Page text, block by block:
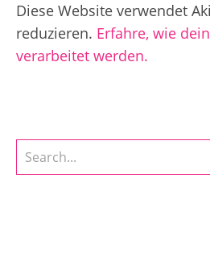
Diese Website verwendet
reduzieren. Erfahre, wie
verarbeitet werden.